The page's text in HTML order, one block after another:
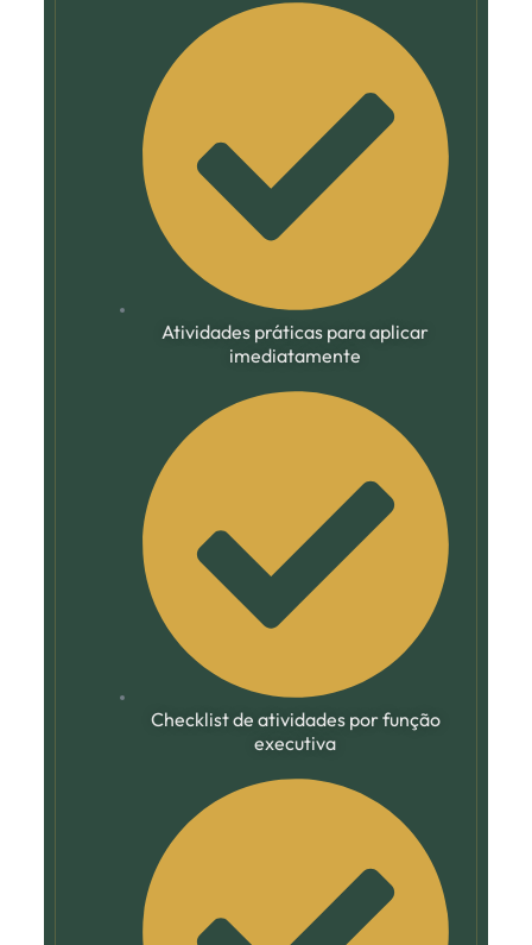
Atividades práticas para aplicar
imediatamente
Checklist de atividades por função
executiva